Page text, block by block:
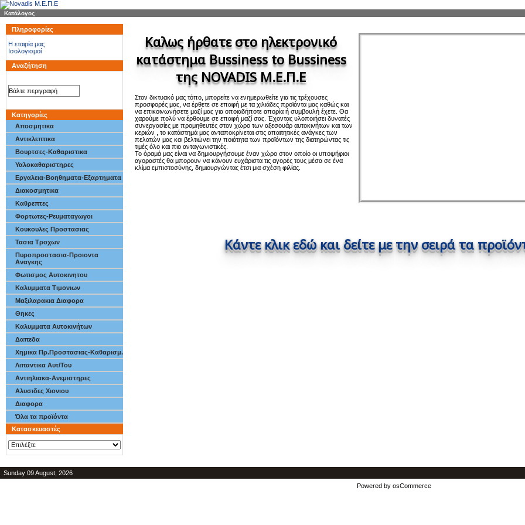
Κατάλογος
Πληροφορίες
H εταιρία μας
Ισολογισμοί
Αναζήτηση
Κατηγορίες
Αποσμητικα
Αντικλεπτικα
Βουρτσες-Καθαριστικα
Υαλοκαθαριστηρες
Εργαλεια-Βοηθηματα-Εξαρτηματα
Διακοσμητικα
Καθρεπτες
Φορτωτες-Ρευματαγωγοι
Κουκουλες Προστασιας
Τασια Τροχων
Πυροπροστασια-Προιοντα
Αναγκης
Φωτισμος Αυτοκινητου
Καλυμματα Τιμονιων
Μαξιλαρακια Διαφορα
Θηκες
Καλυμματα Αυτοκινήτων
Δαπεδα
Χημικα Πρ.Προστασιας-Καθαρισμ.
Λιπαντικα Αυτ/Του
Αντιηλιακα-Ανεμιστηρες
Αλυσιδες Χιονιου
Διαφορα
Όλα τα προϊόντα
Κατασκευαστές
Καλως ήρθατε στο ηλεκτρονικό
κατάστημα Bussiness to Bussiness
της NOVADIS Μ.Ε.Π.Ε
Στον δικτυακό μας τόπο, μπορείτε να ενημερωθείτε για τις τρέχουσες
προσφορές μας, να έρθετε σε επαφή με τα χιλιάδες προϊόντα μας καθώς και
να επικοινωνήσετε μαζί μας για οποιαδήποτε απορία ή συμβουλή έχετε. Θα
χαρούμε πολύ να έρθουμε σε επαφή μαζί σας. Έχοντας υλοποιήσει δυνατές
συνεργασίες με προμηθευτές στον χώρο των αξεσουάρ αυτοκινήτων και των
κεριών , το κατάστημά μας ανταποκρίνεται στις απαιτητικές ανάγκες των
πελατών μας και βελτιώνει την ποιότητα των προϊόντων της διατηρώντας τις
τιμές όλο και πιο ανταγωνιστικές.
Το όραμά μας είναι να δημιουργήσουμε έναν χώρο στον οποίο οι υποψήφιοι
αγοραστές θα μπορουν να κάνουν ευχάριστα τις αγορές τους μέσα σε ένα
κλίμα εμπιστοσύνης, δημιουργώντας έτσι μια σχέση φιλίας.
Κάντε κλικ εδώ και δείτε με την σειρά τα
Sunday 09 August, 2026
Powered by osCommerce